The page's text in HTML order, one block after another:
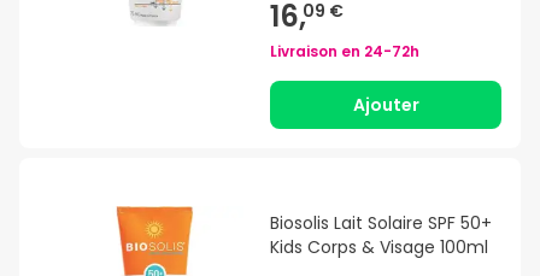
16,09 €
Livraison en 24-72h
Ajouter
Biosolis Lait Solaire SPF 50+
Kids Corps & Visage 100ml